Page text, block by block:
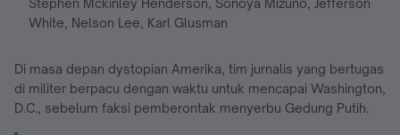
Stephen Mckinley Henderson, Sonoya Mizuno, Jefferson
White, Nelson Lee, Karl Glusman
Di masa depan dystopian Amerika, tim jurnalis yang bertugas
di militer berpacu dengan waktu untuk mencapai Washington,
D.C., sebelum faksi pemberontak menyerbu Gedung Putih.